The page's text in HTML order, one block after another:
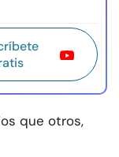
que otros,